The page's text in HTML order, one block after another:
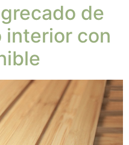
de
interior con